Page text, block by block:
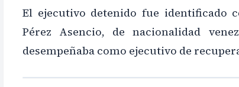
El ejecutivo detenido fue identificado
Pérez Asencio, de nacionalidad
desempeñaba como ejecutivo de